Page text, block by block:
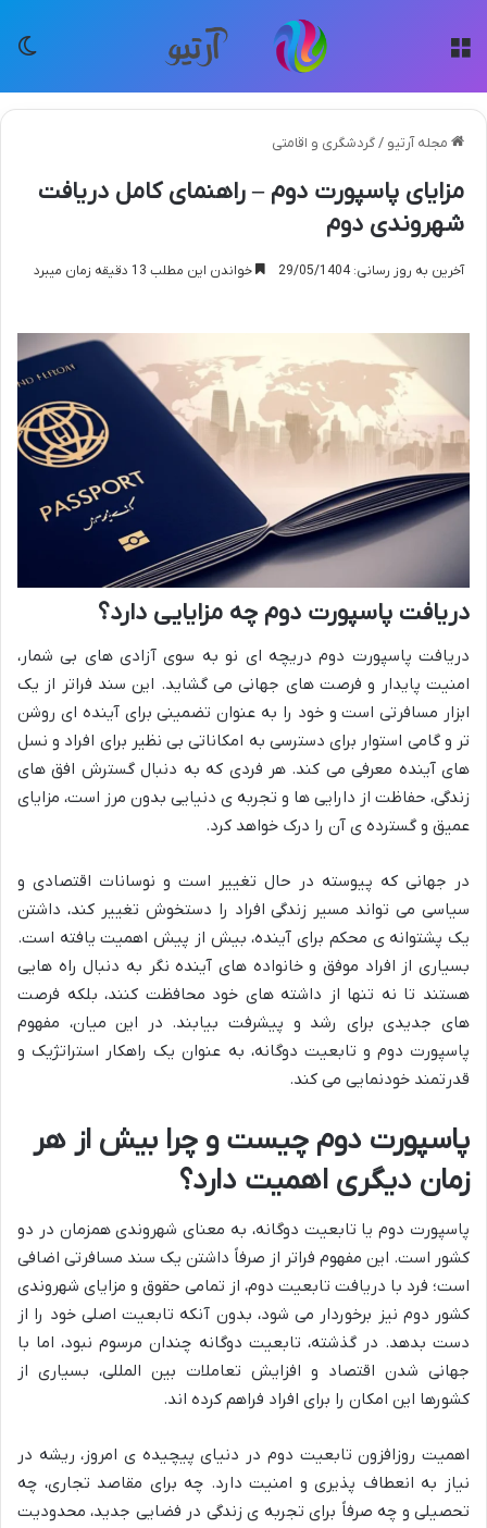
مجله آرتیو /گردشگری و اقامتی
مزایای پاسپورت دوم – راهنمای کامل دریافت
شهروندی دوم
آخرین به روز رسانی: 29/05/1404 خواندن این مطلب 13 دقیقه زمان میبرد
دریافت پاسپورت دوم چه مزایایی دارد؟
دریافت پاسپورت دوم دریچه ای نو به سوی آزادی های بی شمار،
امنیت پایدار و فرصت های جهانی می گشاید. این سند فراتر از یک
ابزار مسافرتی است و خود را به عنوان تضمینی برای آینده ای روشن
تر و گامی استوار برای دسترسی به امکاناتی بی نظیر برای افراد و نسل
های آینده معرفی می کند. هر فردی که به دنبال گسترش افق های
زندگی، حفاظت از دارایی ها و تجربه ی دنیایی بدون مرز است، مزایای
عمیق و گسترده ی آن را درک خواهد کرد.
در جهانی که پیوسته در حال تغییر است و نوسانات اقتصادی و
سیاسی می تواند مسیر زندگی افراد را دستخوش تغییر کند، داشتن
یک پشتوانه ی محکم برای آینده، بیش از پیش اهمیت یافته است.
بسیاری از افراد موفق و خانواده های آینده نگر به دنبال راه هایی
هستند تا نه تنها از داشته های خود محافظت کنند، بلکه فرصت
های جدیدی برای رشد و پیشرفت بیابند. در این میان، مفهوم
پاسپورت دوم و تابعیت دوگانه، به عنوان یک راهکار استراتژیک و
قدرتمند خودنمایی می کند.
پاسپورت دوم چیست و چرا بیش از هر
زمان دیگری اهمیت دارد؟
پاسپورت دوم یا تابعیت دوگانه، به معنای شهروندی همزمان در دو
کشور است. این مفهوم فراتر از صرفاً داشتن یک سند مسافرتی اضافی
است؛ فرد با دریافت تابعیت دوم، از تمامی حقوق و مزایای شهروندی
کشور دوم نیز برخوردار می شود، بدون آنکه تابعیت اصلی خود را از
دست بدهد. در گذشته، تابعیت دوگانه چندان مرسوم نبود، اما با
جهانی شدن اقتصاد و افزایش تعاملات بین المللی، بسیاری از
کشورها این امکان را برای افراد فراهم کرده اند.
اهمیت روزافزون تابعیت دوم در دنیای پیچیده ی امروز، ریشه در
نیاز به انعطاف پذیری و امنیت دارد. چه برای مقاصد تجاری، چه
تحصیلی و چه صرفاً برای تجربه ی زندگی در فضایی جدید، محدودیت